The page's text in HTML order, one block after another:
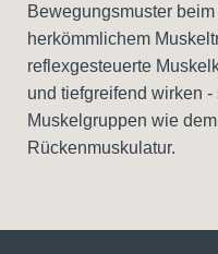
Bewegungsmuster
herkömmlichem
reflexgesteuerte
und tiefgreifend wirken
Muskelgruppen wie
Rückenmuskulatur.